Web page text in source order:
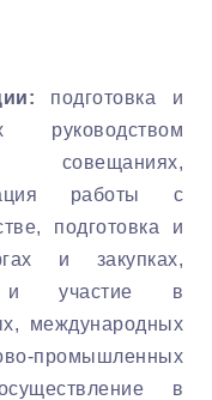
подготовка и
совещаниях,
работы с
подготовка и
и закупках,
и участие в
международных
промышленных
в